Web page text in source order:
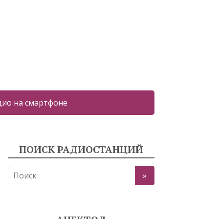
на смартфоне
ПОИСК РАДИОСТАНЦИЙ